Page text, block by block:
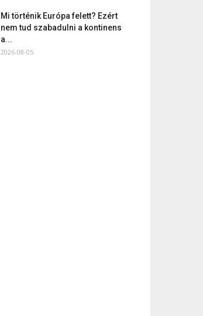
Mi történik Európa felett? Ezért
nem tud szabadulni a kontinens
a...
2026-08-05